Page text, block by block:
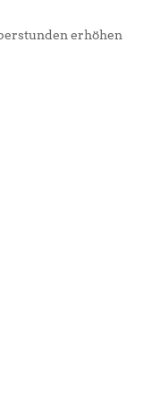
erhöhen